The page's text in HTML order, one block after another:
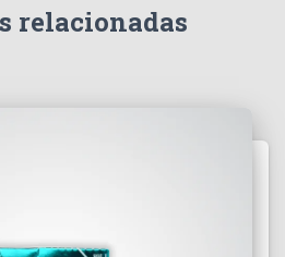
relacionadas